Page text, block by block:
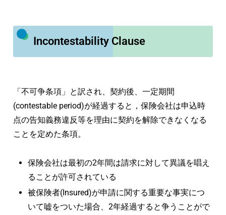
Incontestability Clause
「不可争条項」と訳され、契約後、一定期間
(contestable period)が経過すると，保険会社は申込時
点の告知義務違反等を理由に契約を解除できなくなる
ことを定めた条項。
保険会社は最初の2年間は請求に対して異議を唱え
ることが許可されている
被保険者(Insured)が申請に関する重要な事実につ
いて嘘をついた場合、2年経過すると争うことがで